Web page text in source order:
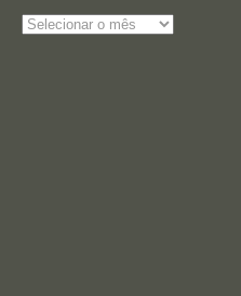
Arquivos